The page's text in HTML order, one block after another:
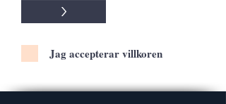
>
Jag accepterar villkoren